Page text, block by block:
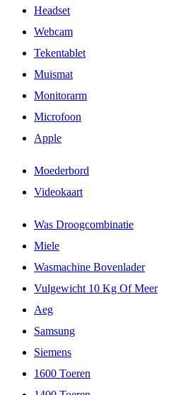
Headset
Webcam
Tekentablet
Muismat
Monitorarm
Microfoon
Apple
Moederbord
Videokaart
Was Droogcombinatie
Miele
Wasmachine Bovenlader
Vulgewicht 10 Kg Of Meer
Aeg
Samsung
Siemens
1600 Toeren